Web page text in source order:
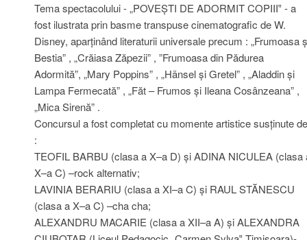
Tema spectacolului - „POVEȘTI DE ADORMIT COPIII‟ - a
fost ilustrata prin basme transpuse cinematografic de W.
Disney, aparținând literaturii universale precum : „Frumoasa
Bestia” , „Crăiasa Zăpezii” , ”Frumoasa din Pădurea
Adormită”, „Mary Poppins” , „Hänsel și Gretel” , „Aladdin și
Lampa Fermecată” , „Făt – Frumos și Ileana Cosânzeana” ,
„Mica Sirenă” .
Concursul a fost completat cu momente artistice susținute de
:
TEOFIL BARBU (clasa a X–a D) și ADINA NICULEA (clasa
X–a C) –rock alternativ;
LAVINIA BERARIU (clasa a XI–a C) și RAUL STĂNESCU
(clasa a X–a C) –cha cha;
ALEXANDRU MACARIE (clasa a XII–a A) și ALEXANDRA